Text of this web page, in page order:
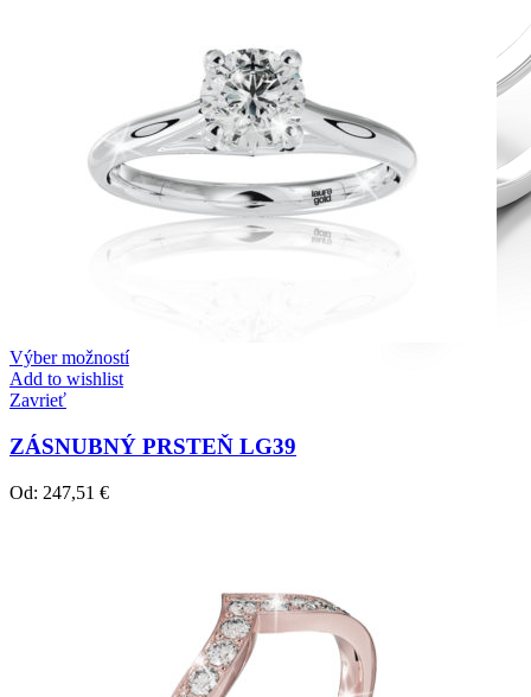
Výber možností
Add to wishlist
Zavrieť
ZÁSNUBNÝ PRSTEŇ LG39
Od: 247,51 €